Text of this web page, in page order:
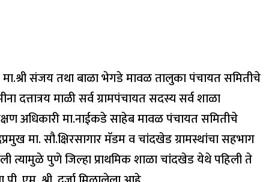
मा.श्री संजय तथा बाळा भेगडे मावळ तालुका पंचायत समितीचे
दत्तात्रय माळी सर्व ग्रामपंचायत सदस्य सर्व शाळा
अधिकारी मा.नाईकडे साहेब मावळ पंचायत समितीचे
मा. सौ.क्षिरसागार मॅडम व चांदखेड ग्रामस्थांचा सहभाग
त्यामुळे पुणे जिल्हा प्राथमिक शाळा चांदखेड येथे पहिली ते